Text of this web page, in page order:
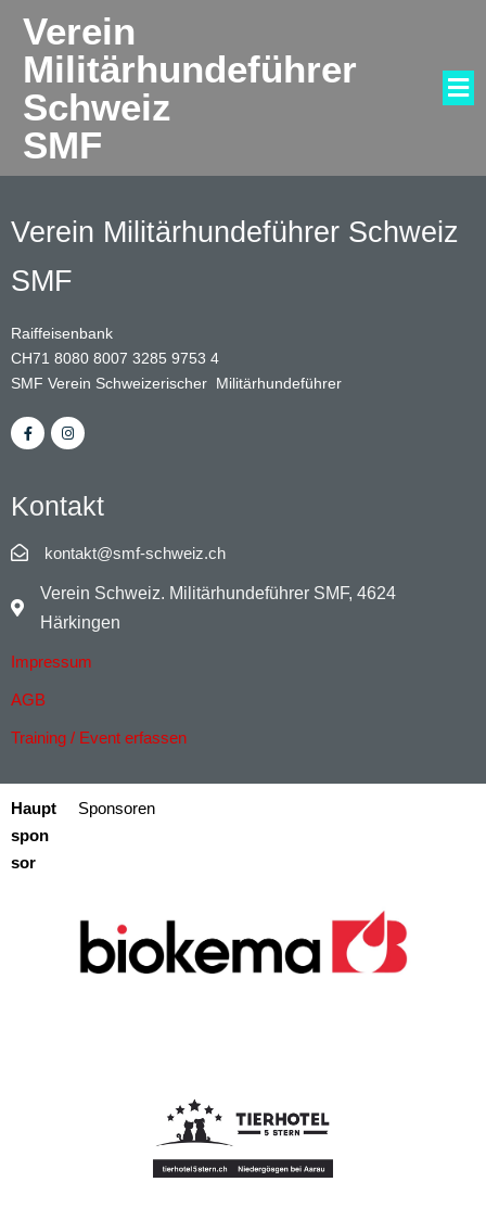
Verein
Militärhundeführer
Schweiz
SMF
Verein Militärhundeführer Schweiz
SMF
Raiffeisenbank
CH71 8080 8007 3285 9753 4
SMF Verein Schweizerischer Militärhundeführer
Kontakt
kontakt@smf-schweiz.ch
Verein Schweiz. Militärhundeführer SMF, 4624
Härkingen
Impressum
AGB
Training / Event erfassen
Haupt
spon
sor
Sponsoren